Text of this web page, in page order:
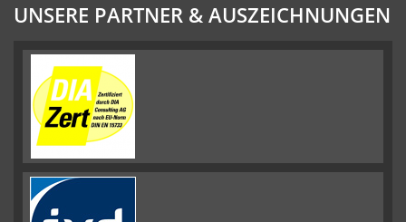
UNSERE PARTNER & AUSZEICHNUNGEN